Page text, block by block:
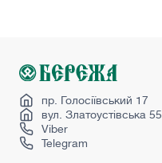
Secret doors
Sliding doors
пр. Голосіївський 17
вул. Златоустівська 55
Viber
Telegram